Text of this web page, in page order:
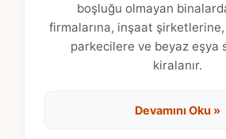
boşluğu olmayan
firmalarına, inşaat şirketlerine,
parkecilere ve beyaz eşya
kiralanır.
Devamını Oku »